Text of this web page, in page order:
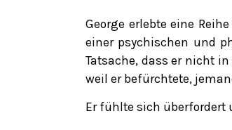
George erlebte eine
einer psychischen und
Tatsache, dass er nicht
weil er befürchtete,
Er fühlte sich überfordert